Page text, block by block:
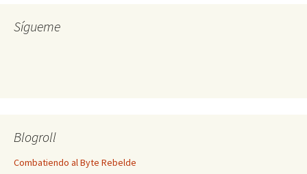
Sígueme
Blogroll
Combatiendo al Byte Rebelde